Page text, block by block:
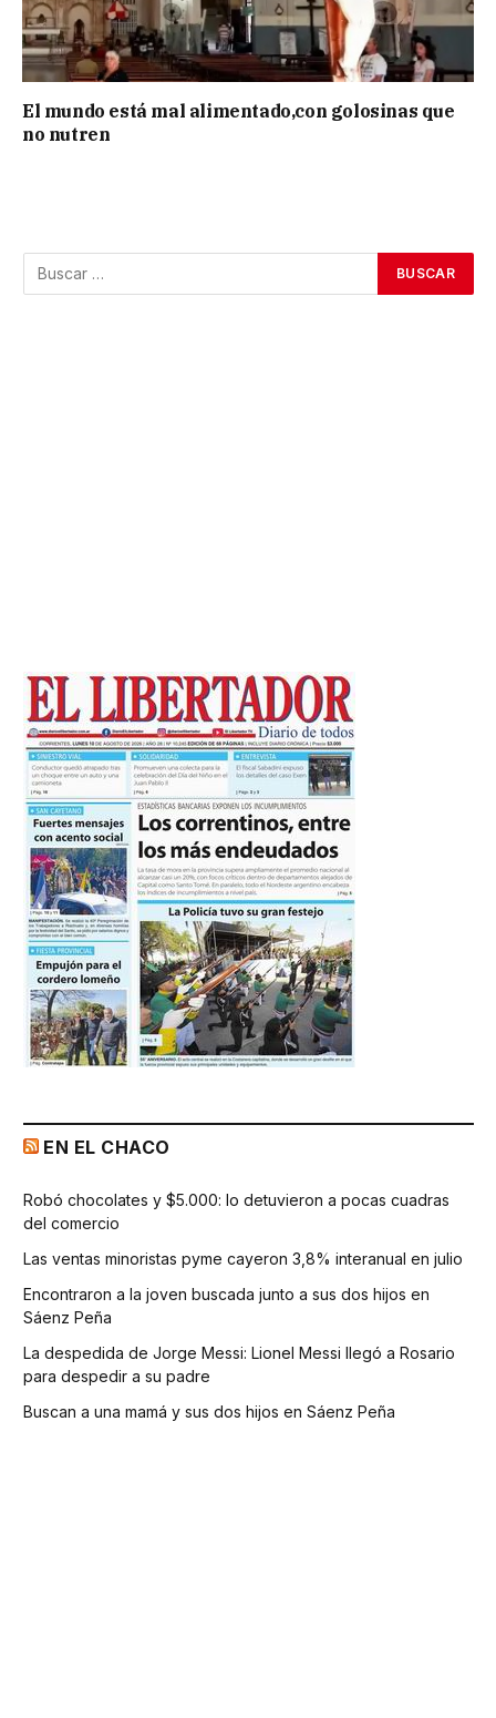
El mundo está mal alimentado,con golosinas que
no nutren
EN EL CHACO
Robó chocolates y $5.000: lo detuvieron a pocas cuadras
del comercio
Las ventas minoristas pyme cayeron 3,8% interanual en julio
Encontraron a la joven buscada junto a sus dos hijos en
Sáenz Peña
La despedida de Jorge Messi: Lionel Messi llegó a Rosario
para despedir a su padre
Buscan a una mamá y sus dos hijos en Sáenz Peña